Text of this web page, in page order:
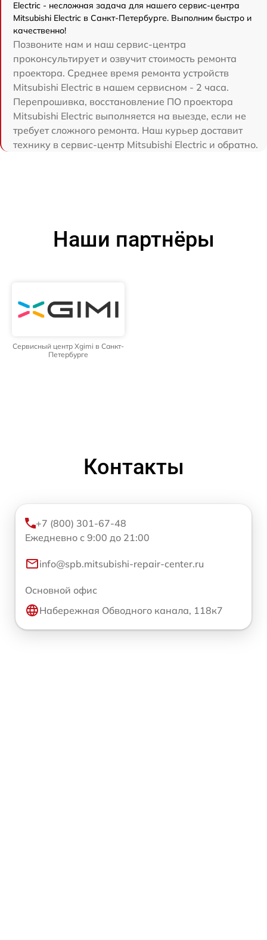
Electric - несложная задача для нашего сервис-центра
Mitsubishi Electric в Санкт-Петербурге. Выполним быстро и
качественно!
Позвоните нам и наш сервис-центра
проконсультирует и озвучит стоимость ремонта
проектора. Среднее время ремонта устройств
Mitsubishi Electric в нашем сервисном - 2 часа.
Перепрошивка, восстановление ПО проектора
Mitsubishi Electric выполняется на выезде, если не
требует сложного ремонта. Наш курьер доставит
технику в сервис-центр Mitsubishi Electric и обратно.
Наши партнёры
Сервисный центр Xgimi в Санкт-
Петербурге
Контакты
+7 (800) 301-67-48
Ежедневно с 9:00 до 21:00
info@spb.mitsubishi-repair-center.ru
Основной офис
Набережная Обводного канала, 118к7